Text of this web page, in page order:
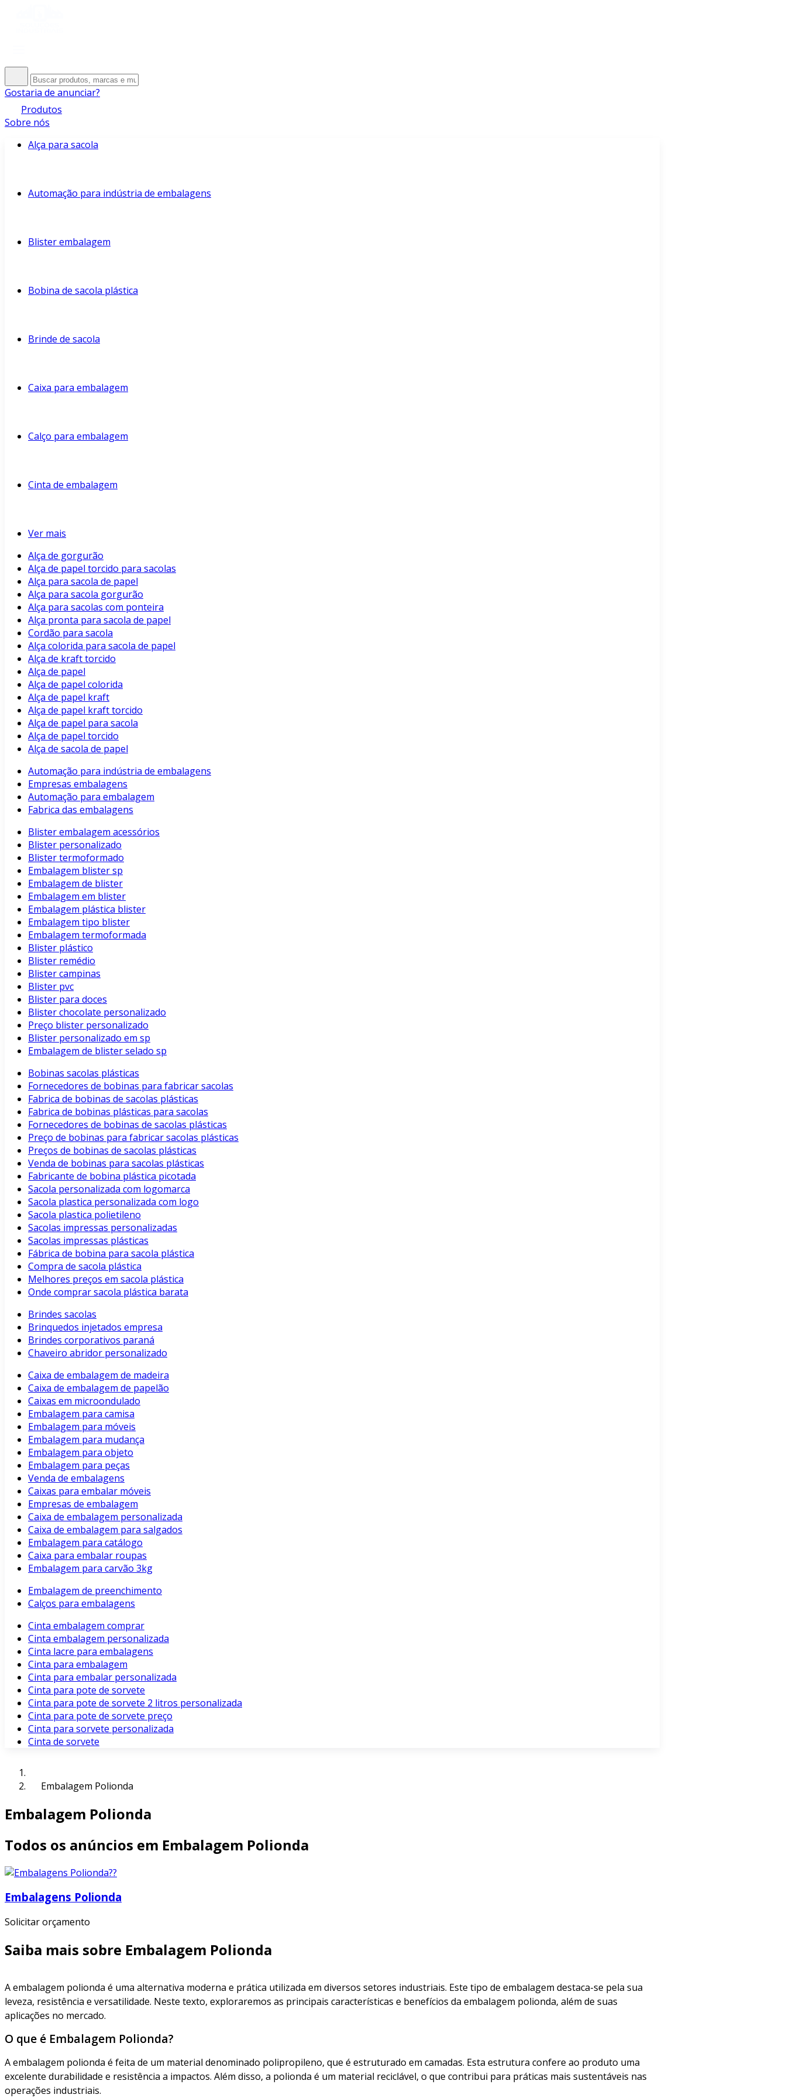
Gostaria de anunciar?
Produtos
Sobre nós
Alça para sacola
Automação para indústria de embalagens
Blister embalagem
Bobina de sacola plástica
Brinde de sacola
Caixa para embalagem
Calço para embalagem
Cinta de embalagem
Ver mais
Alça de gorgurão
Alça de papel torcido para sacolas
Alça para sacola de papel
Alça para sacola gorgurão
Alça para sacolas com ponteira
Alça pronta para sacola de papel
Cordão para sacola
Alça colorida para sacola de papel
Alça de kraft torcido
Alça de papel
Alça de papel colorida
Alça de papel kraft
Alça de papel kraft torcido
Alça de papel para sacola
Alça de papel torcido
Alça de sacola de papel
Automação para indústria de embalagens
Empresas embalagens
Automação para embalagem
Fabrica das embalagens
Blister embalagem acessórios
Blister personalizado
Blister termoformado
Embalagem blister sp
Embalagem de blister
Embalagem em blister
Embalagem plástica blister
Embalagem tipo blister
Embalagem termoformada
Blister plástico
Blister remédio
Blister campinas
Blister pvc
Blister para doces
Blister chocolate personalizado
Preço blister personalizado
Blister personalizado em sp
Embalagem de blister selado sp
Bobinas sacolas plásticas
Fornecedores de bobinas para fabricar sacolas
Fabrica de bobinas de sacolas plásticas
Fabrica de bobinas plásticas para sacolas
Fornecedores de bobinas de sacolas plásticas
Preço de bobinas para fabricar sacolas plásticas
Preços de bobinas de sacolas plásticas
Venda de bobinas para sacolas plásticas
Fabricante de bobina plástica picotada
Sacola personalizada com logomarca
Sacola plastica personalizada com logo
Sacola plastica polietileno
Sacolas impressas personalizadas
Sacolas impressas plásticas
Fábrica de bobina para sacola plástica
Compra de sacola plástica
Melhores preços em sacola plástica
Onde comprar sacola plástica barata
Brindes sacolas
Brinquedos injetados empresa
Brindes corporativos paraná
Chaveiro abridor personalizado
Caixa de embalagem de madeira
Caixa de embalagem de papelão
Caixas em microondulado
Embalagem para camisa
Embalagem para móveis
Embalagem para mudança
Embalagem para objeto
Embalagem para peças
Venda de embalagens
Caixas para embalar móveis
Empresas de embalagem
Caixa de embalagem personalizada
Caixa de embalagem para salgados
Embalagem para catálogo
Caixa para embalar roupas
Embalagem para carvão 3kg
Embalagem de preenchimento
Calços para embalagens
Cinta embalagem comprar
Cinta embalagem personalizada
Cinta lacre para embalagens
Cinta para embalagem
Cinta para embalar personalizada
Cinta para pote de sorvete
Cinta para pote de sorvete 2 litros personalizada
Cinta para pote de sorvete preço
Cinta para sorvete personalizada
Cinta de sorvete
Embalagem Polionda
Embalagem Polionda
Todos os anúncios em Embalagem Polionda
Embalagens Polionda
Solicitar orçamento
Saiba mais sobre Embalagem Polionda
A embalagem polionda é uma alternativa moderna e prática utilizada em diversos setores industriais. Este tipo de embalagem destaca-se pela sua
leveza, resistência e versatilidade. Neste texto, exploraremos as principais características e benefícios da embalagem polionda, além de suas
aplicações no mercado.
O que é Embalagem Polionda?
A embalagem polionda é feita de um material denominado polipropileno, que é estruturado em camadas. Esta estrutura confere ao produto uma
excelente durabilidade e resistência a impactos. Além disso, a polionda é um material reciclável, o que contribui para práticas mais sustentáveis nas
operações industriais.